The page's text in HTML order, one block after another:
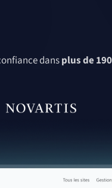
dansplus de